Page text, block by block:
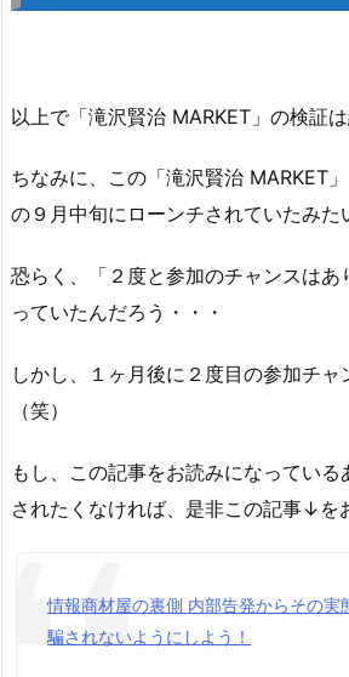
以上で「滝沢賢治 MARKET」の検証は
ちなみに、この「滝沢賢治 MARKET
の９月中旬にローンチされていたみた
恐らく、「２度と参加のチャンスはあ
っていたんだろう・・・
しかし、１ヶ月後に２度目の参加チャ
（笑）
もし、この記事をお読みになってい
されたくなければ、是非この記事↓を
情報商材屋の裏側 内部告発からその実
騙されないようにしよう！